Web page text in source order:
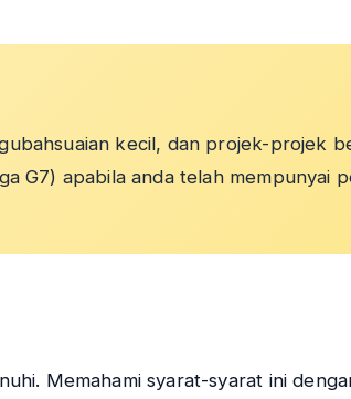
kecil, dan projek-projek
G7) apabila anda telah mempunyai
Memahami syarat-syarat ini